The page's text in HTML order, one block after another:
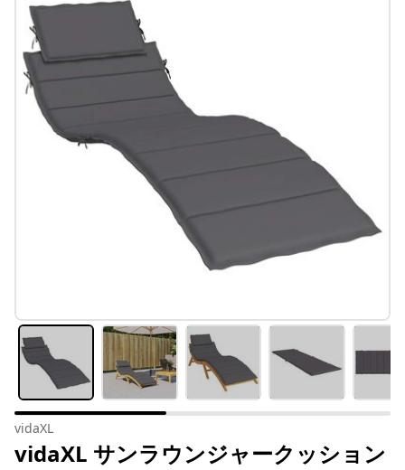
vidaXL
vidaXL サンラウンジャークッション